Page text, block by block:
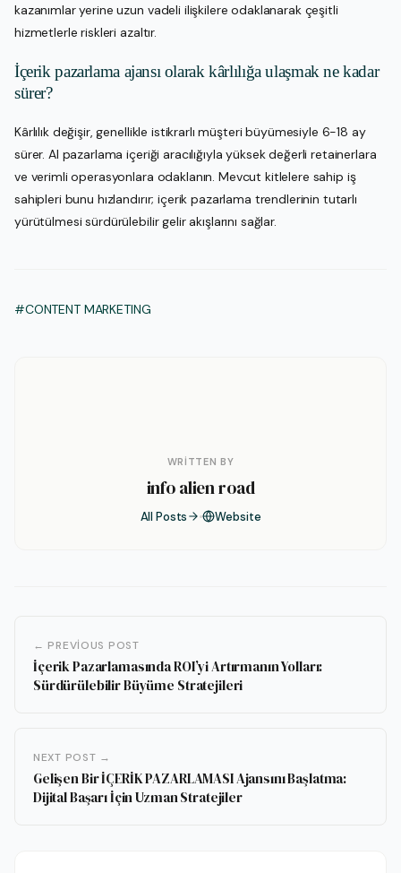
kazanımlar yerine uzun vadeli ilişkilere odaklanarak çeşitli
hizmetlerle riskleri azaltır.
İçerik pazarlama ajansı olarak kârlılığa ulaşmak ne kadar
sürer?
Kârlılık değişir, genellikle istikrarlı müşteri büyümesiyle 6-18 ay
sürer. AI pazarlama içeriği aracılığıyla yüksek değerli retainerlara
ve verimli operasyonlara odaklanın. Mevcut kitlelere sahip iş
sahipleri bunu hızlandırır; içerik pazarlama trendlerinin tutarlı
yürütülmesi sürdürülebilir gelir akışlarını sağlar.
#CONTENT MARKETING
WRITTEN BY
info alien road
All Posts Website
← PREVIOUS POST
İçerik Pazarlamasında ROI’yi Artırmanın Yolları:
Sürdürülebilir Büyüme Stratejileri
NEXT POST →
Gelişen Bir İÇERİK PAZARLAMASI Ajansını Başlatma:
Dijital Başarı İçin Uzman Stratejiler